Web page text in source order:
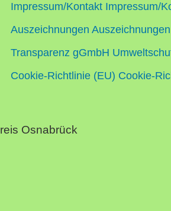
Impressum/Kontakt Impressum/
Auszeichnungen Auszeichnungen
Transparenz gGmbH
Cookie-Richtlinie (EU) Cookie-
Osnabrück